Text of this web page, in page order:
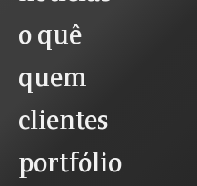
o quê
quem
clientes
portfólio